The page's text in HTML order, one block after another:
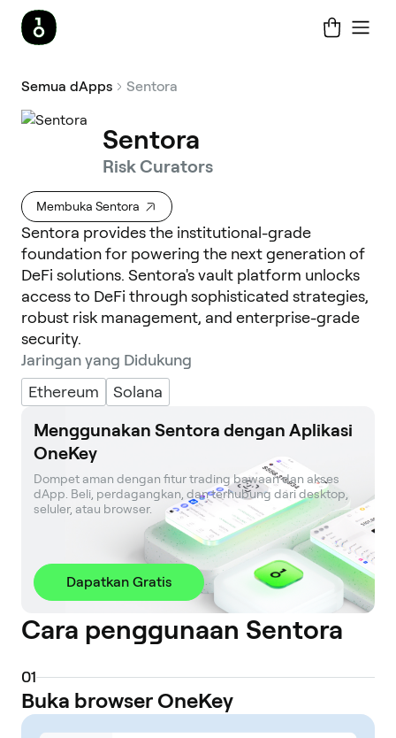
Semua dApps Sentora
Sentora
Risk Curators
Membuka Sentora
Sentora provides the institutional-grade
foundation for powering the next generation of
DeFi solutions. Sentora's vault platform unlocks
access to DeFi through sophisticated strategies,
robust risk management, and enterprise-grade
security.
Jaringan yang Didukung
Ethereum
Solana
Menggunakan Sentora dengan Aplikasi
OneKey
Dompet aman dengan fitur trading bawaan dan akses
dApp. Beli, perdagangkan, dan terhubung dari desktop,
seluler, atau browser.
Dapatkan Gratis
Cara penggunaan Sentora
01
Buka browser OneKey